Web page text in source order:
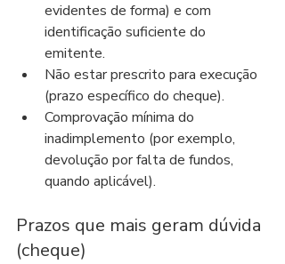
evidentes de forma) e com
identificação suficiente do
emitente.
Não estar prescrito para execução
(prazo específico do cheque).
Comprovação mínima do
inadimplemento (por exemplo,
devolução por falta de fundos,
quando aplicável).
Prazos que mais geram dúvida
(cheque)